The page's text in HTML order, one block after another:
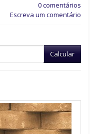
0 comentários
Escreva um comentário
Calcular